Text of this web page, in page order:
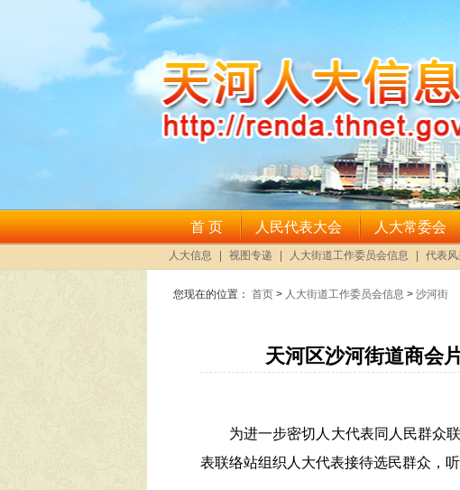
您现在的位置： 首页 > 人大街道工作委员会信息 > 沙河街
天河区沙河街道商会
为进一步密切人大代表同人民群众
表联络站组织人大代表接待选民群众，